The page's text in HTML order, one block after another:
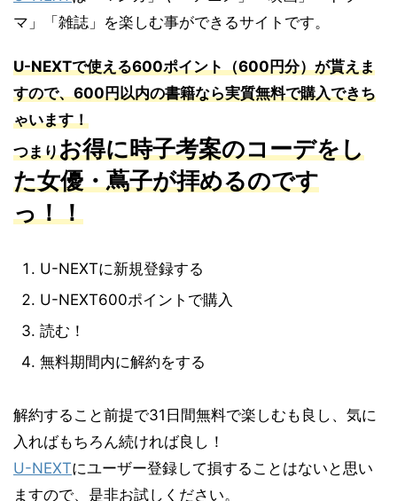
マ」「雑誌」を楽しむ事ができるサイトです。
U-NEXTで使える600ポイント（600円分）が貰えま
すので、600円以内の書籍なら実質無料で購入できち
ゃいます！
つまりお得に時子考案のコーデをし
た女優・蔦子が拝めるのです
っ！！
U-NEXTに新規登録する
U-NEXT600ポイントで購入
読む！
無料期間内に解約をする
解約すること前提で31日間無料で楽しむも良し、気に
入ればもちろん続ければ良し！
U-NEXTにユーザー登録して損することはないと思い
ますので、是非お試しください。